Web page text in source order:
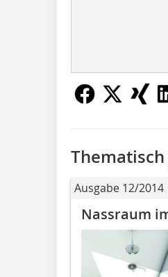
Ausgabe 12/2014
Nassraum